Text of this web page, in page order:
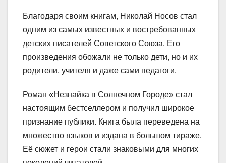
Благодаря своим книгам, Николай Носов стал
одним из самых известных и востребованных
детских писателей Советского Союза. Его
произведения обожали не только дети, но и их
родители, учителя и даже сами педагоги.
Роман «Незнайка в Солнечном Городе» стал
настоящим бестселлером и получил широкое
признание публики. Книга была переведена на
множество языков и издана в большом тираже.
Её сюжет и герои стали знаковыми для многих